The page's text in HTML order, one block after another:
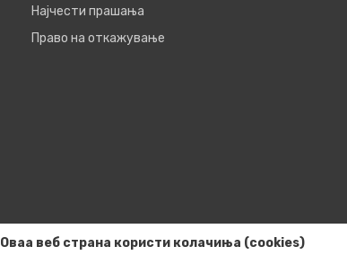
Најчести прашања
Право на откажување
Оваа веб страна користи колачиња (cookies)